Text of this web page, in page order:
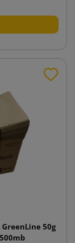
50g